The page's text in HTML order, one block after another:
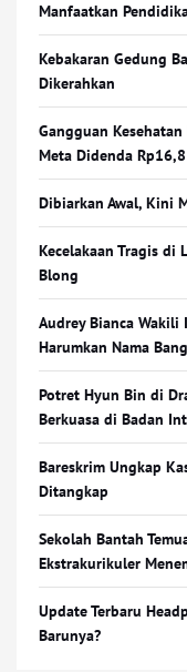
Manfaatkan
Kebakaran Gedung
Dikerahkan
Gangguan
Meta Didenda
Dibiarkan Awal, Kini
Kecelakaan Tragis di
Blong
Audrey Bianca
Harumkan Nama
Potret Hyun Bin di
Berkuasa di Badan
Bareskrim Ungkap
Ditangkap
Sekolah Bantah
Ekstrakurikuler
Update Terbaru
Barunya?